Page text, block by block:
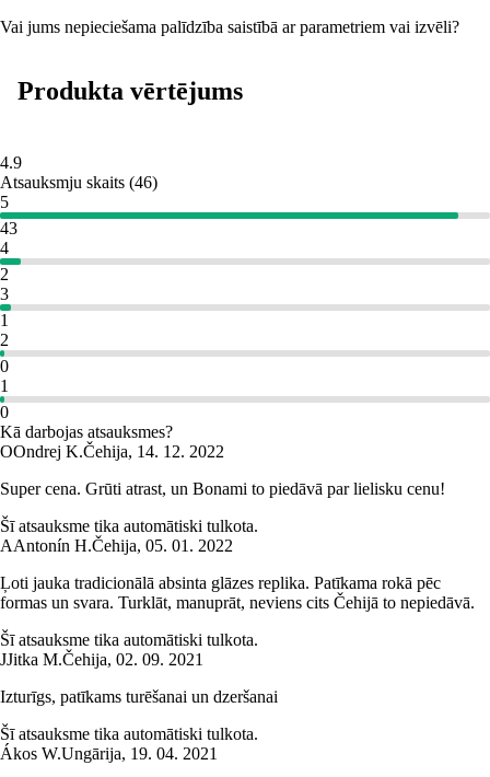
Vai jums nepieciešama palīdzība saistībā ar parametriem vai izvēli?
Produkta vērtējums
4.9
Atsauksmju skaits (46)
5
43
4
2
3
1
2
0
1
0
Kā darbojas atsauksmes?
OOndrej K.Čehija, 14. 12. 2022
Super cena. Grūti atrast, un Bonami to piedāvā par lielisku cenu!
Šī atsauksme tika automātiski tulkota.
AAntonín H.Čehija, 05. 01. 2022
Ļoti jauka tradicionālā absinta glāzes replika. Patīkama rokā pēc
formas un svara. Turklāt, manuprāt, neviens cits Čehijā to nepiedāvā.
Šī atsauksme tika automātiski tulkota.
JJitka M.Čehija, 02. 09. 2021
Izturīgs, patīkams turēšanai un dzeršanai
Šī atsauksme tika automātiski tulkota.
Ákos W.Ungārija, 19. 04. 2021